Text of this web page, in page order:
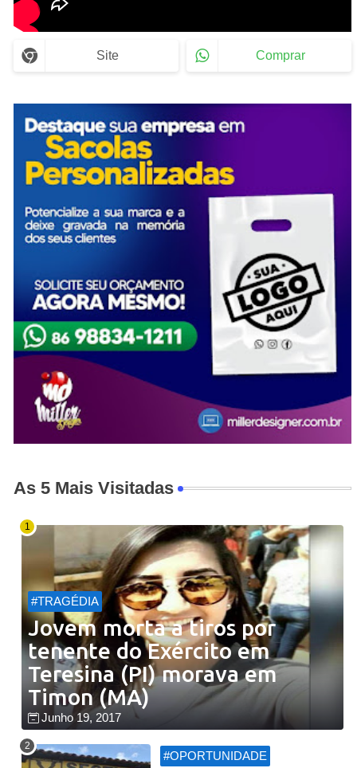
Site Comprar
As 5 Mais Visitadas
#TRAGÉDIA
Jovem morta a tiros por
tenente do Exército em
Teresina (PI) morava em
Timon (MA)
Junho 19, 2017
#OPORTUNIDADE